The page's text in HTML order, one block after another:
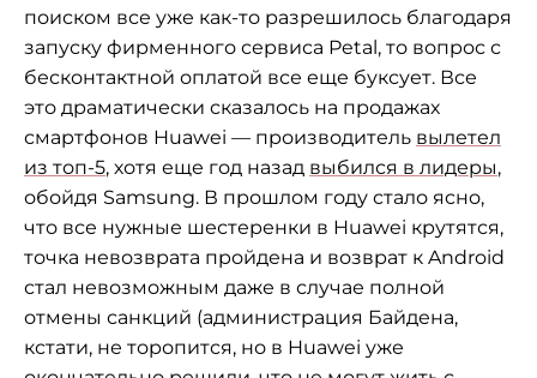
поиском все уже как-то разрешилось благодаря
запуску фирменного сервиса Petal, то вопрос с
бесконтактной оплатой все еще буксует. Все
это драматически сказалось на продажах
смартфонов Huawei — производитель вылетел
из топ-5, хотя еще год назад выбился в лидеры,
обойдя Samsung. В прошлом году стало ясно,
что все нужные шестеренки в Huawei крутятся,
точка невозврата пройдена и возврат к Android
стал невозможным даже в случае полной
отмены санкций (администрация Байдена,
кстати, не торопится, но в Huawei уже